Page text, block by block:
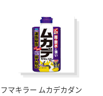
フマキラー ムカデカダン